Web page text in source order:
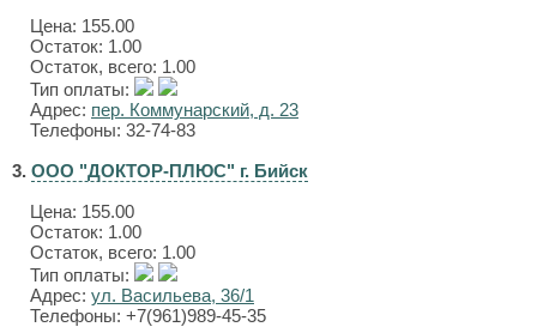
Цена: 155.00
Остаток: 1.00
Остаток, всего: 1.00
Тип оплаты:
Адрес: пер. Коммунарский, д. 23
Телефоны: 32-74-83
3. ООО "ДОКТОР-ПЛЮС" г. Бийск
Цена: 155.00
Остаток: 1.00
Остаток, всего: 1.00
Тип оплаты:
Адрес: ул. Васильева, 36/1
Телефоны: +7(961)989-45-35